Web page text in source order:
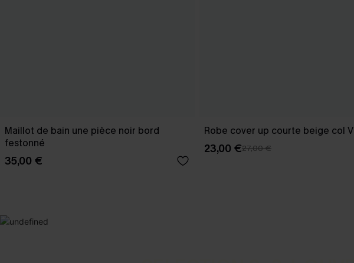
Maillot de bain une pièce noir bord
festonné
35,00 €
Robe cover up courte beige col V
23,00 €27,00 €